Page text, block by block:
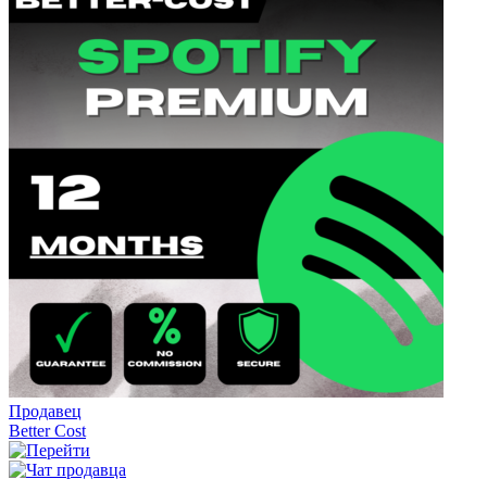
Продавец
Better Cost